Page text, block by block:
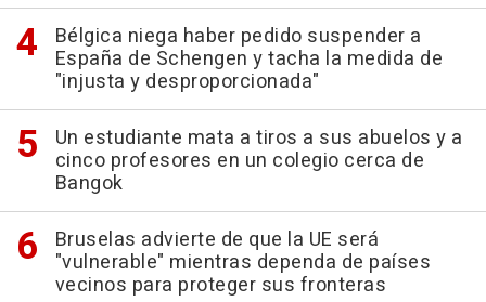
Bélgica niega haber pedido suspender a
España de Schengen y tacha la medida de
"injusta y desproporcionada"
Un estudiante mata a tiros a sus abuelos y a
cinco profesores en un colegio cerca de
Bangok
Bruselas advierte de que la UE será
"vulnerable" mientras dependa de países
vecinos para proteger sus fronteras